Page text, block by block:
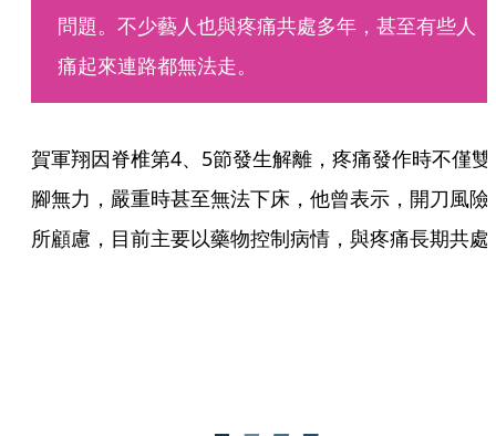
問題。不少藝人也與疼痛共處多年，甚至有些人
痛起來連路都無法走。
賀軍翔因脊椎第4、5節發生解離，疼痛發作時不僅雙
腳無力，嚴重時甚至無法下床，他曾表示，開刀風險
所顧慮，目前主要以藥物控制病情，與疼痛長期共處